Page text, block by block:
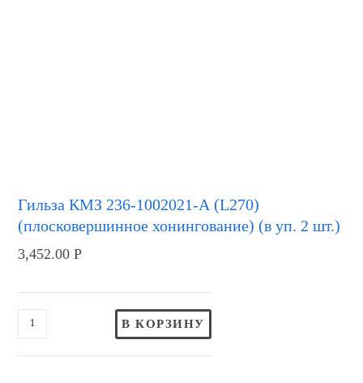
Гильза КМЗ 236-1002021-А (L270)
(плосковершинное хонингование) (в уп. 2 шт.)
3,452.00Р
В КОРЗИНУ